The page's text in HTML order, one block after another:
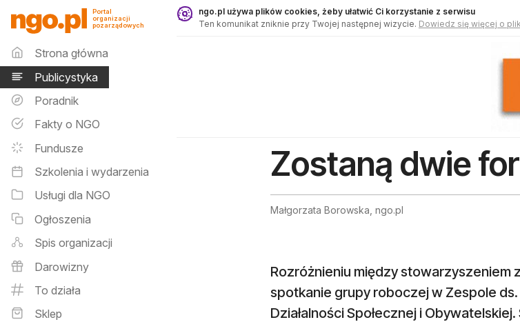
Publicystyka - ngo.pl
Portal
organizacji
pozarządowych
Menu główne
Strona główna
Publicystyka
Poradnik
Fakty o NGO
Fundusze
Szkolenia i wydarzenia
Usługi dla NGO
Ogłoszenia
Spis organizacji
Darowizny
To działa
Sklep
ngo.pl używa plików cookies, żeby ułatwić Ci korzystanie z serwisu
Ten komunikat zniknie przy Twojej następnej wizycie. Dowiedz się więcej o
Zostaną dwie
Małgorzata Borowska, ngo.pl
Rozróżnieniu między stowarzyszeniem
spotkanie grupy roboczej w Zespole
Działalności Społecznej i